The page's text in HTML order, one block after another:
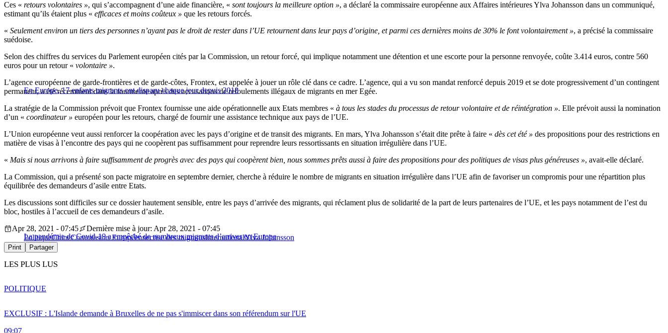
Ces « retours volontaires », qui s’accompagnent d’une aide financière, « sont toujours la meilleure option », a déclaré la commissaire européenne aux Affaires intérieures Ylva Johansson dans un communiqué,
estimant qu’ils étaient plus « efficaces et moins coûteux » que les retours forcés.
« Seulement environ un tiers des personnes n’ayant pas le droit de rester dans l’UE retournent dans leur pays d’origine, et parmi ces dernières moins de 30% le font volontairement », a précisé la commissaire
suédoise.
Selon des chiffres du services du Parlement européen cités par la Commission, un retour forcé, qui implique notamment une détention et une escorte pour la personne renvoyée, coûte 3.414 euros, contre 560
euros pour un retour « volontaire ».
En Europe, 17 enfants migrants ont disparu chaque jour depuis 2018
L’agence européenne de garde-frontières et de garde-côtes, Frontex, est appelée à jouer un rôle clé dans ce cadre. L’agence, qui a vu son mandat renforcé depuis 2019 et se dote progressivement d’un contingent
permanent, a été récemment dans la tourmente après des accusations de refoulements illégaux de migrants en mer Egée.
La stratégie de la Commission prévoit que Frontex fournisse une aide opérationnelle aux Etats membres « à tous les stades du processus de retour volontaire et de réintégration ». Elle prévoit aussi la nomination
d’un « coordinateur » européen pour les retours, chargé de fournir une assistance technique aux pays de l’UE.
L’Union européenne veut aussi renforcer la coopération avec les pays d’origine et de transit des migrants. En mars, Ylva Johansson s’était dite prête à faire « dès cet été » des propositions pour des restrictions en
matière de visas à l’encontre des pays qui ne coopèrent pas suffisamment pour reprendre leurs ressortissants en situation irrégulière dans l’UE.
« Mais si nous arrivons à faire suffisamment de progrès avec des pays qui coopèrent bien, nous sommes prêts aussi à faire des propositions pour des politiques de visas plus généreuses », avait-elle déclaré.
La Commission, qui a présenté son pacte migratoire en septembre dernier, cherche à réduire le nombre de migrants en situation irrégulière dans l’UE afin de favoriser un compromis pour une répartition plus
équilibrée des demandeurs d’asile entre Etats.
Les discussions sont difficiles sur ce dossier hautement sensible, entre les pays d’arrivée des migrants, qui réclament plus de solidarité de la part de leurs partenaires de l’UE, et les pays notamment de l’est du
bloc, hostiles à l’accueil de ces demandeurs d’asile.
La pandémie de Covid-19 a empêché de nombreux migrants d’arriver en Europe
Apr 28, 2021 - 07:45
Dernière mise à jour: Apr 28, 2021 - 07:45
PolitiqueChineCommission Européennecrise des migrantsInternationalYlva Johansson
Print Partager
LES PLUS LUS
EXCLUSIF : L'Islande demande à Bruxelles de ne pas s'immiscer dans son référendum sur l'UE
09:07
POLITIQUE